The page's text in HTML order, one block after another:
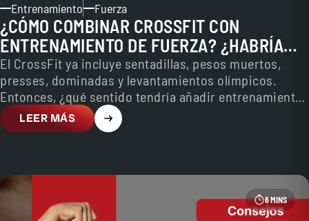
Entrenamiento Fuerza
¿CÓMO COMBINAR CROSSFIT CON
ENTRENAMIENTO DE FUERZA? ¿HABRÍA
QUE HACER LOS DOS?
El CrossFit ya incluye sentadillas, pesos muertos,
presses, dominadas y levantamientos olímpicos.
Entonces, ¿qué sentido tendría añadir entrenamiento
de fuerza? La respuesta depende de…
LEER MÁS
6 MINS